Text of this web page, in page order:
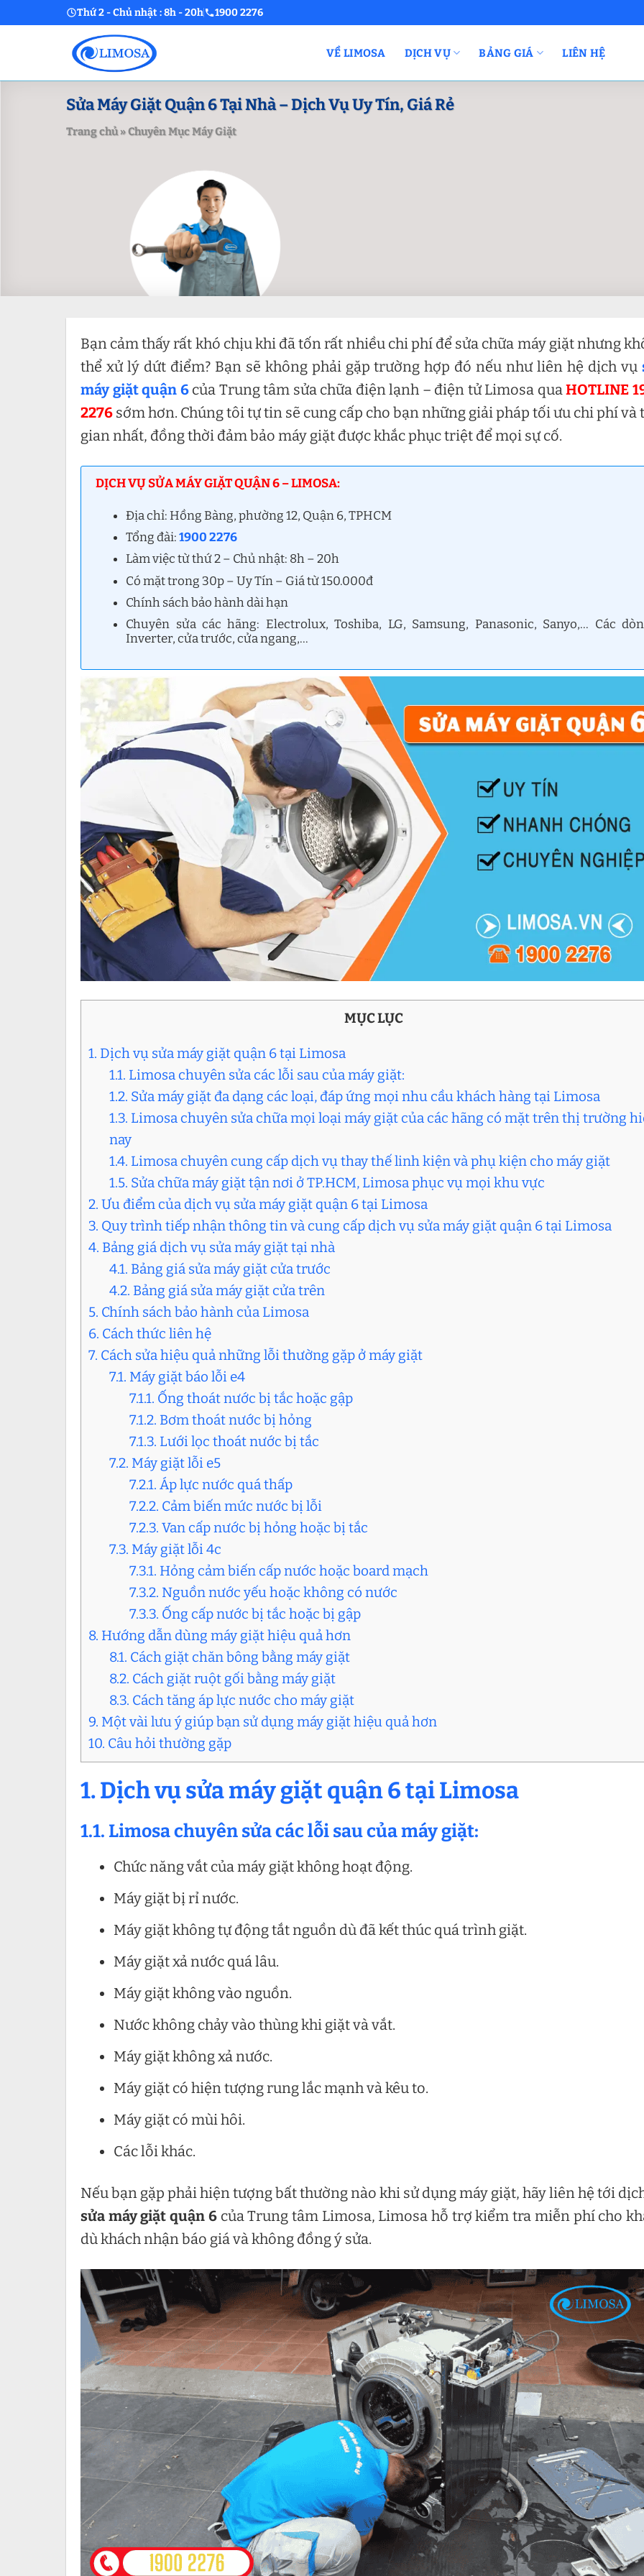
to
Thứ 2 - Chủ nhật : 8h - 20h 1900 2276
VỀ LIMOSA DỊCH VỤ BẢNG GIÁ LIÊN HỆ
Sửa Máy Giặt Quận 6 Tại Nhà – Dịch Vụ Uy Tín, Giá Rẻ
Trang chủ»Chuyên Mục Máy Giặt
Bạn cảm thấy rất khó chịu khi đã tốn rất nhiều chi phí để sửa chữa máy giặt nhưng
thể xử lý dứt điểm? Bạn sẽ không phải gặp trường hợp đó nếu như liên hệ dịch vụ
máy giặt quận 6của Trung tâm sửa chữa điện lạnh – điện tử Limosa quaHOTLINE
2276 sớm hơn. Chúng tôi tự tin sẽ cung cấp cho bạn những giải pháp tối ưu chi phí và
gian nhất, đồng thời đảm bảo máy giặt được khắc phục triệt để mọi sự cố.
DỊCH VỤ SỬA MÁY GIẶT QUẬN 6 – LIMOSA:
Địa chỉ: Hồng Bàng, phường 12, Quận 6, TPHCM
Tổng đài:1900 2276
Làm việc từ thứ 2 – Chủ nhật: 8h – 20h
Có mặt trong 30p – Uy Tín – Giá từ 150.000đ
Chính sách bảo hành dài hạn
Chuyên sửa các hãng: Electrolux, Toshiba, LG, Samsung, Panasonic, Sanyo,… Các
Inverter, cửa trước, cửa ngang,…
MỤC LỤC
1. Dịch vụ sửa máy giặt quận 6 tại Limosa
1.1. Limosa chuyên sửa các lỗi sau của máy giặt:
1.2. Sửa máy giặt đa dạng các loại, đáp ứng mọi nhu cầu khách hàng tại Limosa
1.3. Limosa chuyên sửa chữa mọi loại máy giặt của các hãng có mặt trên thị trường
nay
1.4. Limosa chuyên cung cấp dịch vụ thay thế linh kiện và phụ kiện cho máy giặt
1.5. Sửa chữa máy giặt tận nơi ở TP.HCM, Limosa phục vụ mọi khu vực
2. Ưu điểm của dịch vụ sửa máy giặt quận 6 tại Limosa
3. Quy trình tiếp nhận thông tin và cung cấp dịch vụ sửa máy giặt quận 6 tại Limosa
4. Bảng giá dịch vụ sửa máy giặt tại nhà
4.1. Bảng giá sửa máy giặt cửa trước
4.2. Bảng giá sửa máy giặt cửa trên
5. Chính sách bảo hành của Limosa
6. Cách thức liên hệ
7. Cách sửa hiệu quả những lỗi thường gặp ở máy giặt
7.1. Máy giặt báo lỗi e4
7.1.1. Ống thoát nước bị tắc hoặc gập
7.1.2. Bơm thoát nước bị hỏng
7.1.3. Lưới lọc thoát nước bị tắc
7.2. Máy giặt lỗi e5
7.2.1. Áp lực nước quá thấp
7.2.2. Cảm biến mức nước bị lỗi
7.2.3. Van cấp nước bị hỏng hoặc bị tắc
7.3. Máy giặt lỗi 4c
7.3.1. Hỏng cảm biến cấp nước hoặc board mạch
7.3.2. Nguồn nước yếu hoặc không có nước
7.3.3. Ống cấp nước bị tắc hoặc bị gập
8. Hướng dẫn dùng máy giặt hiệu quả hơn
8.1. Cách giặt chăn bông bằng máy giặt
8.2. Cách giặt ruột gối bằng máy giặt
8.3. Cách tăng áp lực nước cho máy giặt
9. Một vài lưu ý giúp bạn sử dụng máy giặt hiệu quả hơn
10. Câu hỏi thường gặp
1. Dịch vụ sửa máy giặt quận 6 tại Limosa
1.1. Limosa chuyên sửa các lỗi sau của máy giặt:
Chức năng vắt của máy giặt không hoạt động.
Máy giặt bị rỉ nước.
Máy giặt không tự động tắt nguồn dù đã kết thúc quá trình giặt.
Máy giặt xả nước quá lâu.
Máy giặt không vào nguồn.
Nước không chảy vào thùng khi giặt và vắt.
Máy giặt không xả nước.
Máy giặt có hiện tượng rung lắc mạnh và kêu to.
Máy giặt có mùi hôi.
Các lỗi khác.
Nếu bạn gặp phải hiện tượng bất thường nào khi sử dụng máy giặt, hãy liên hệ tới
sửa máy giặt quận 6của Trung tâm Limosa, Limosa hỗ trợ kiểm tra miễn phí cho
dù khách nhận báo giá và không đồng ý sửa.